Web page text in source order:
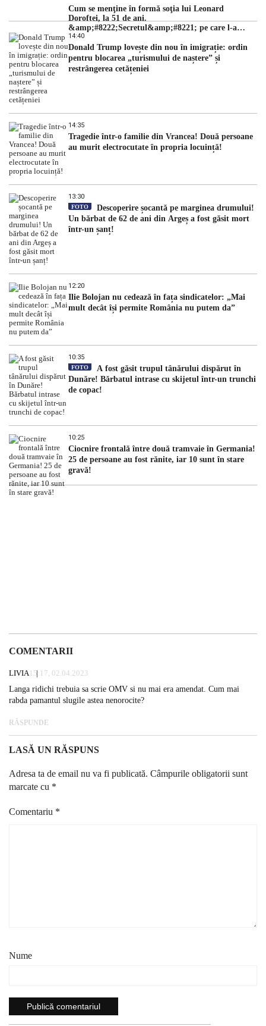
Cum se menţine în formă soţia lui Leonard
Doroftei, la 51 de ani.
&amp;#8222;Secretul&amp;#8221; pe care l-a
dezvăluit
14:40
Donald Trump lovește din nou în imigrație: ordin
pentru blocarea „turismului de naștere” și
restrângerea cetățeniei
14:35
Tragedie într-o familie din Vrancea! Două persoane
au murit electrocutate în propria locuință!
13:30
FOTO
Descoperire șocantă pe marginea drumului!
Un bărbat de 62 de ani din Argeș a fost găsit mort
într-un șanț!
12:20
Ilie Bolojan nu cedează în fața sindicatelor: „Mai
mult decât își permite România nu putem da”
10:35
FOTO
A fost găsit trupul tânărului dispărut în
Dunăre! Bărbatul intrase cu skijetul într-un trunchi
de copac!
10:25
Ciocnire frontală între două tramvaie în Germania!
25 de persoane au fost rănite, iar 10 sunt în stare
gravă!
COMENTARII
LIVIA15:17, 02.04.2023
Langa ridichi trebuia sa scrie OMV si nu mai era amendat. Cum mai
rabda pamantul slugile astea nenorocite?
RĂSPUNDE
LASĂ UN RĂSPUNS
Adresa ta de email nu va fi publicată. Câmpurile obligatorii sunt
marcate cu *
Comentariu *
Nume